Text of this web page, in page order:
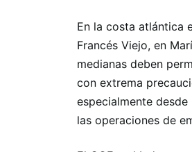
En la costa atlántica
Francés Viejo, en
medianas deben
con extrema
especialmente desde
las operaciones de